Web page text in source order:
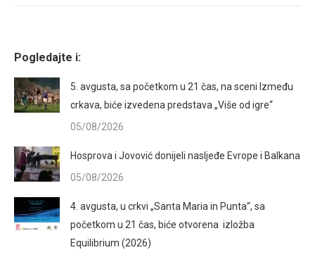
Pogledajte i:
5. avgusta, sa početkom u 21 čas, na sceni Između
crkava, biće izvedena predstava „Više od igre“
05/08/2026
Hosprova i Jovović donijeli nasljeđe Evrope i Balkana
05/08/2026
4. avgusta, u crkvi „Santa Maria in Punta“, sa
početkom u 21 čas, biće otvorena izložba
Equilibrium (2026)